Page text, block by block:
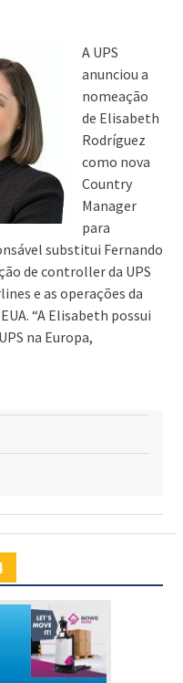
A UPS
anunciou a
nomeação
de Elisabeth
Rodríguez
como nova
Country
Manager
para
substitui Fernando
de controller da UPS
e as operações da
“A Elisabeth possui
na Europa,